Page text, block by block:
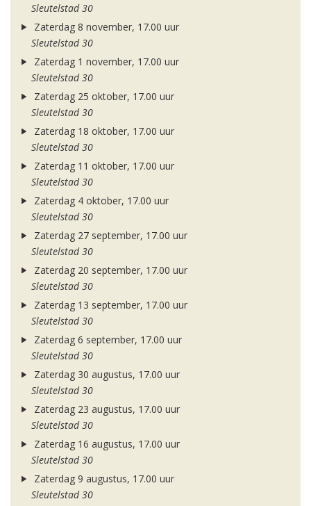
Sleutelstad 30
Zaterdag 8 november, 17.00 uur
Sleutelstad 30
Zaterdag 1 november, 17.00 uur
Sleutelstad 30
Zaterdag 25 oktober, 17.00 uur
Sleutelstad 30
Zaterdag 18 oktober, 17.00 uur
Sleutelstad 30
Zaterdag 11 oktober, 17.00 uur
Sleutelstad 30
Zaterdag 4 oktober, 17.00 uur
Sleutelstad 30
Zaterdag 27 september, 17.00 uur
Sleutelstad 30
Zaterdag 20 september, 17.00 uur
Sleutelstad 30
Zaterdag 13 september, 17.00 uur
Sleutelstad 30
Zaterdag 6 september, 17.00 uur
Sleutelstad 30
Zaterdag 30 augustus, 17.00 uur
Sleutelstad 30
Zaterdag 23 augustus, 17.00 uur
Sleutelstad 30
Zaterdag 16 augustus, 17.00 uur
Sleutelstad 30
Zaterdag 9 augustus, 17.00 uur
Sleutelstad 30